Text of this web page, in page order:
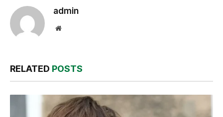
admin
Website
RELATED POSTS